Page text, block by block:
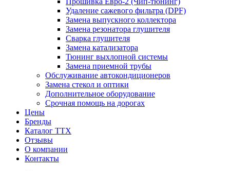
Удаление сажевого фильтра (DPF)
Замена выпускного коллектора
Замена резонатора глушителя
Сварка глушителя
Замена катализатора
Тюнинг выхлопной системы
Замена приемной трубы
Обслуживание автокондиционеров
Замена стекол и оптики
Дополнительное оборудование
Срочная помощь на дорогах
Цены
Бренды
Каталог ТТХ
Отзывы
О компании
Контакты